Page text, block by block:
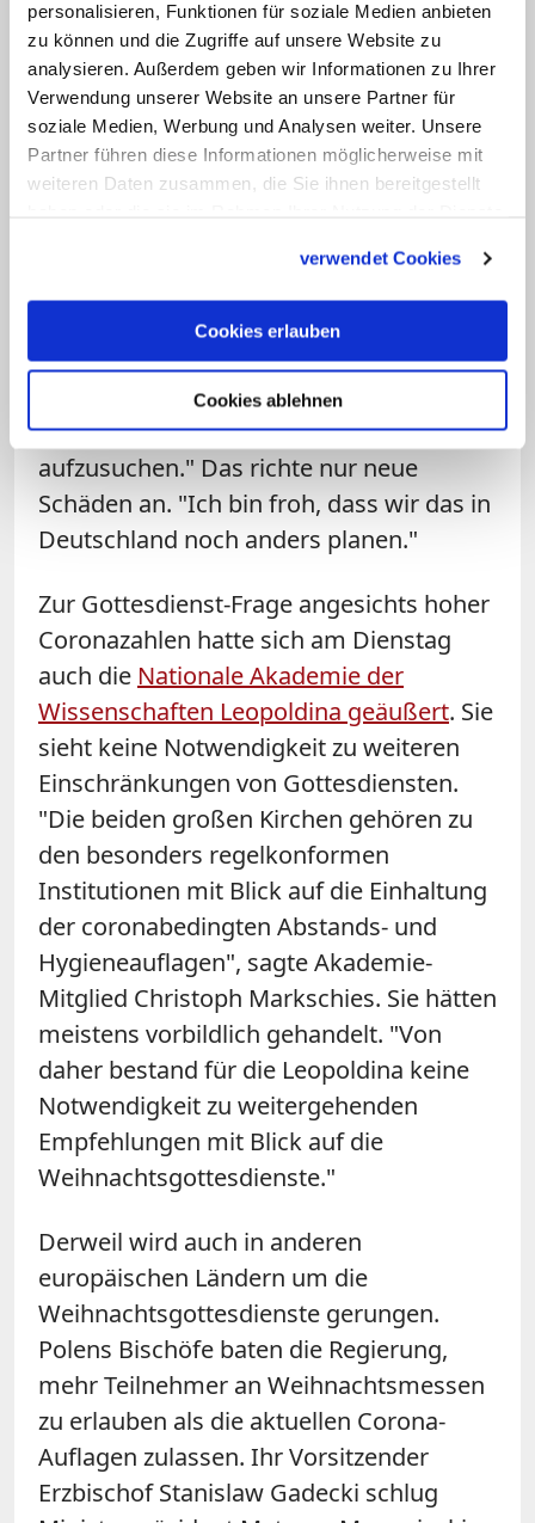
personalisieren, Funktionen für soziale Medien anbieten
zu können und die Zugriffe auf unsere Website zu
analysieren. Außerdem geben wir Informationen zu Ihrer
Verwendung unserer Website an unsere Partner für
soziale Medien, Werbung und Analysen weiter. Unsere
Partner führen diese Informationen möglicherweise mit
weiteren Daten zusammen, die Sie ihnen bereitgestellt
verwendet Cookies
Cookies erlauben
Cookies ablehnen
materielle, sondern um elementare
Bedürfnisse." Die Menschen verlangten
nach Trost und Hoffnung. Zudem falle
Weihnachten in eine Jahreszeit, "in der
wir Gottes wärmender Botschaft
bedürfen."
Kritik übte die Ministerin auch an
Italien. "Bei allem Verständnis für den
Infektionsschutz - wir dürfen
Weihnachten niemanden daran hindern,
die engsten Familienangehörigen
aufzusuchen." Das richte nur neue
Schäden an. "Ich bin froh, dass wir das in
Deutschland noch anders planen."
Zur Gottesdienst-Frage angesichts hoher
Coronazahlen hatte sich am Dienstag
auch die Nationale Akademie der
Wissenschaften Leopoldina geäußert. Sie
sieht keine Notwendigkeit zu weiteren
Einschränkungen von Gottesdiensten.
"Die beiden großen Kirchen gehören zu
den besonders regelkonformen
Institutionen mit Blick auf die Einhaltung
der coronabedingten Abstands- und
Hygieneauflagen", sagte Akademie-
Mitglied Christoph Markschies. Sie hätten
meistens vorbildlich gehandelt. "Von
daher bestand für die Leopoldina keine
Notwendigkeit zu weitergehenden
Empfehlungen mit Blick auf die
Weihnachtsgottesdienste."
Derweil wird auch in anderen
europäischen Ländern um die
Weihnachtsgottesdienste gerungen.
Polens Bischöfe baten die Regierung,
mehr Teilnehmer an Weihnachtsmessen
zu erlauben als die aktuellen Corona-
Auflagen zulassen. Ihr Vorsitzender
Erzbischof Stanislaw Gadecki schlug